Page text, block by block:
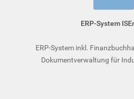
ERP-System
ERP-System inkl.
Dokumentverwaltung für